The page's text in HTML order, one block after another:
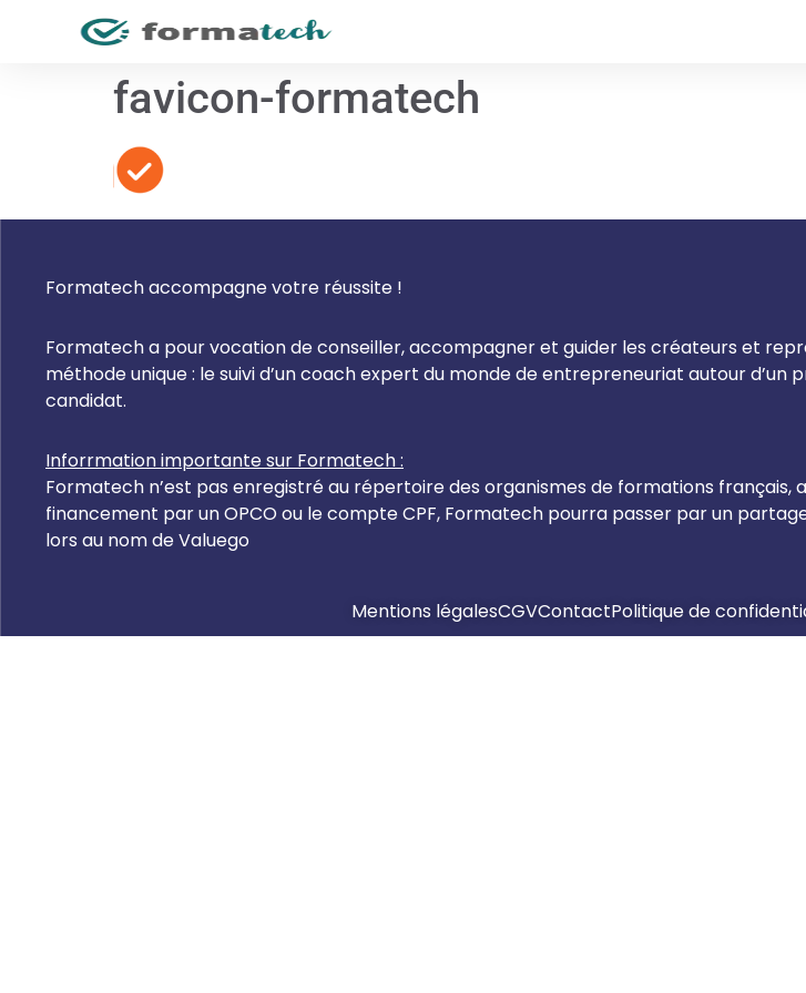
favicon-formatech
Formatech accompagne votre réussite !
Formatech a pour vocation de conseiller, accompagner et guider les créateurs et
méthode unique : le suivi d’un coach expert du monde de entrepreneuriat autour
candidat.
Inforrmation importante sur Formatech :
Formatech n’est pas enregistré au répertoire des organismes de formations français,
financement par un OPCO ou le compte CPF, Formatech pourra passer par un
lors au nom de Valuego
Mentions légalesCGVContactPolitique de